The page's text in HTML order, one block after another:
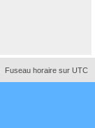
Fuseau horaire sur UTC